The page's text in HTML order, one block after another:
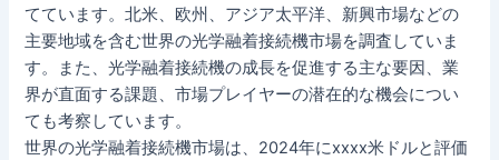
てています。北米、欧州、アジア太平洋、新興市場などの
主要地域を含む世界の光学融着接続機市場を調査していま
す。また、光学融着接続機の成長を促進する主な要因、業
界が直面する課題、市場プレイヤーの潜在的な機会につい
ても考察しています。
世界の光学融着接続機市場は、2024年にxxxx米ドルと評価